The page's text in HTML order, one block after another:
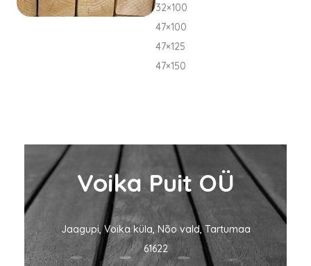
32×100
47×100
47×125
47×150
Voika Puit OÜ
Jaagupi, Voika küla, Nõo vald, Tartumaa
61622